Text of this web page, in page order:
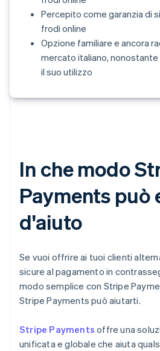
Percepito come garanzia di
frodi online
Opzione familiare e ancora
mercato italiano,
il suo utilizzo
In che modo
Payments può
d'aiuto
Se vuoi offrire ai tuoi clienti
sicure al pagamento in
modo semplice con Stripe
Stripe Payments può aiutarti.
Stripe Payments offre una
unificata e globale che aiuta